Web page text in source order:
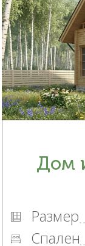
Дом
Размер
Спален